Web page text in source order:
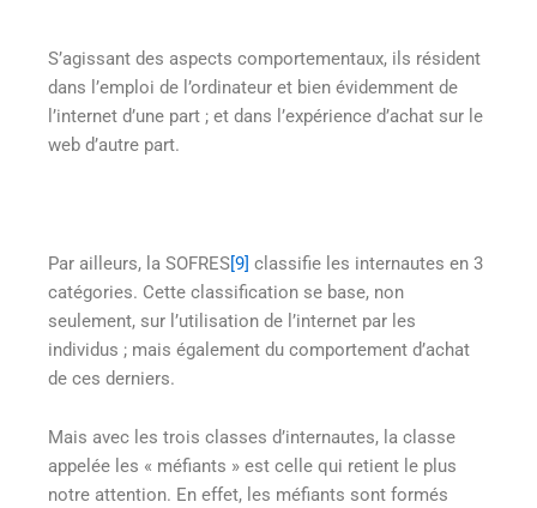
S’agissant des aspects comportementaux, ils résident
dans l’emploi de l’ordinateur et bien évidemment de
l’internet d’une part ; et dans l’expérience d’achat sur le
web d’autre part.
Par ailleurs, la SOFRES[9] classifie les internautes en 3
catégories. Cette classification se base, non
seulement, sur l’utilisation de l’internet par les
individus ; mais également du comportement d’achat
de ces derniers.
Mais avec les trois classes d’internautes, la classe
appelée les « méfiants » est celle qui retient le plus
notre attention. En effet, les méfiants sont formés